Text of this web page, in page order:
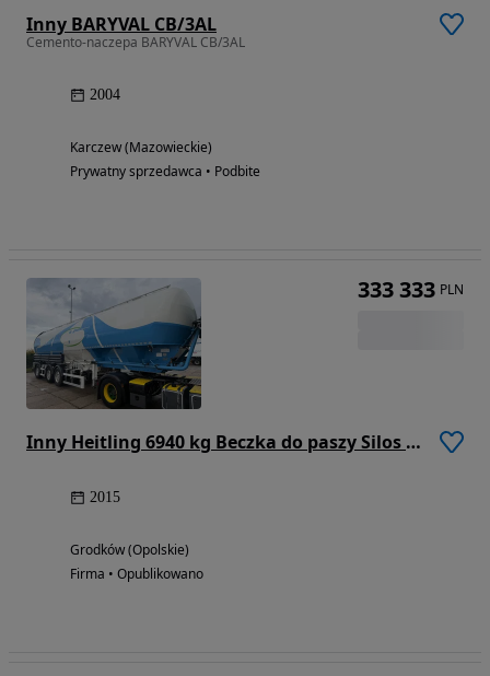
Inny BARYVAL CB/3AL
Cemento-naczepa BARYVAL CB/3AL
2004
Karczew (Mazowieckie)
Prywatny sprzedawca • Podbite
Inny Heitling 6940 kg Beczka do paszy Silos Paszowóz 2015 Rok SAF
2015
Grodków (Opolskie)
Firma • Opublikowano
333 333 PLN